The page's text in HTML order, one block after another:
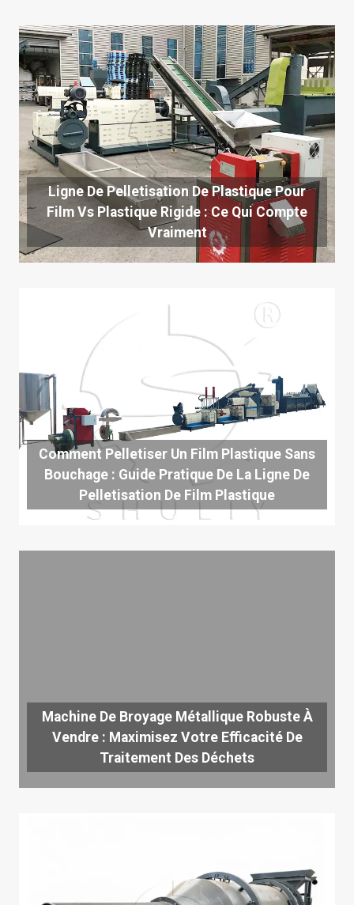
Ligne De Pelletisation De Plastique Pour
Film Vs Plastique Rigide : Ce Qui Compte
Vraiment
Comment Pelletiser Un Film Plastique Sans
Bouchage : Guide Pratique De La Ligne De
Pelletisation De Film Plastique
Machine De Broyage Métallique Robuste À
Vendre : Maximisez Votre Efficacité De
Traitement Des Déchets